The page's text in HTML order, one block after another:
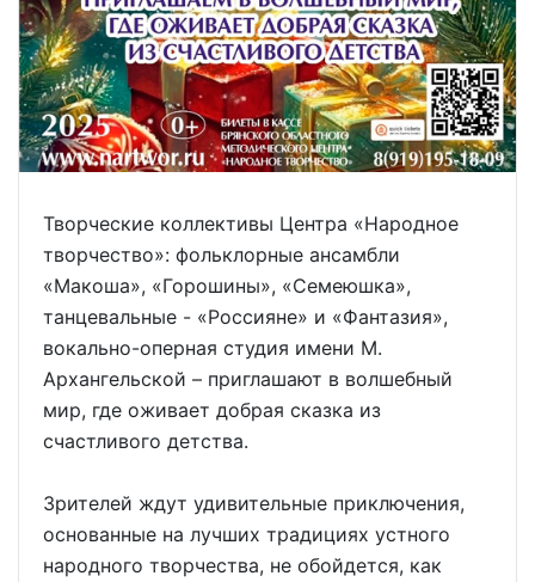
Творческие коллективы Центра «Народное
творчество»: фольклорные ансамбли
«Макоша», «Горошины», «Семеюшка»,
танцевальные - «Россияне» и «Фантазия»,
вокально-оперная студия имени М.
Архангельской – приглашают в волшебный
мир, где оживает добрая сказка из
счастливого детства.
Зрителей ждут удивительные приключения,
основанные на лучших традициях устного
народного творчества, не обойдется, как